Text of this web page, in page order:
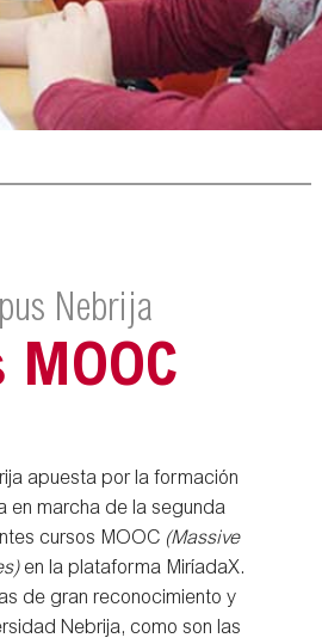
Nebrija
MOOC
apuesta por la formación
en marcha de la segunda
cursos MOOC (Massive
en la plataforma MiríadaX.
de gran reconocimiento y
Nebrija, como son las